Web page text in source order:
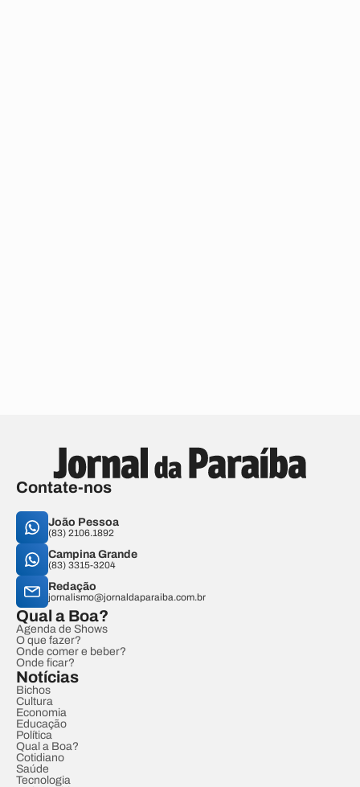
Contate-nos
João Pessoa
(83) 2106.1892
Campina Grande
(83) 3315-3204
Redação
jornalismo@jornaldaparaiba.com.br
Qual a Boa?
Agenda de Shows
O que fazer?
Onde comer e beber?
Onde ficar?
Notícias
Bichos
Cultura
Economia
Educação
Política
Qual a Boa?
Cotidiano
Saúde
Tecnologia